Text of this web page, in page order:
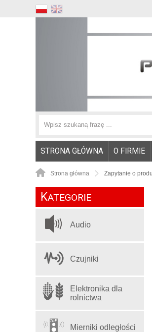
STRONA GŁÓWNA O FIRMIE
Strona główna Zapytanie o
KATEGORIE
Audio
Czujniki
Elektronika dla
rolnictwa
Mierniki odległości